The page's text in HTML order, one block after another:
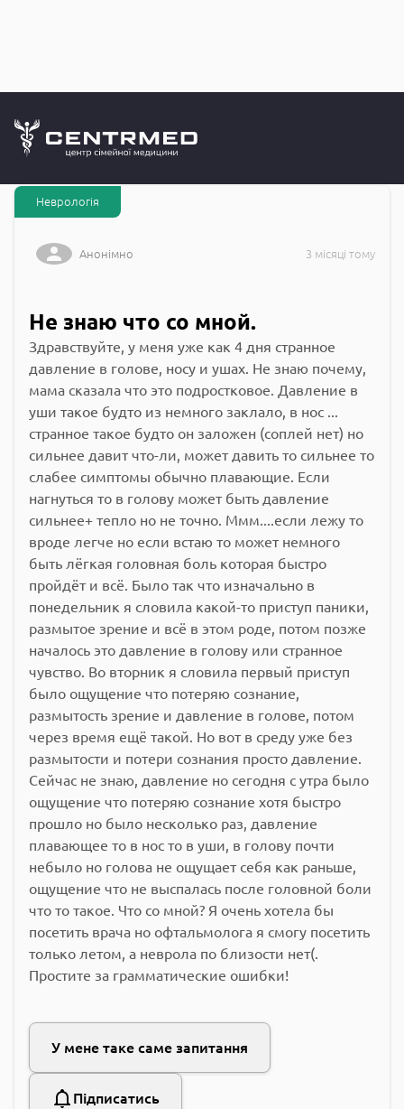
CENTRMED: Задай питання лікарю онлайн
Неврологія
Анонімно 3 місяці тому
Не знаю что со мной.
Здравствуйте, у меня уже как 4 дня странное
давление в голове, носу и ушах. Не знаю почему,
мама сказала что это подростковое. Давление в
уши такое будто из немного заклало, в нос ...
странное такое будто он заложен (соплей нет) но
сильнее давит что-ли, может давить то сильнее то
слабее симптомы обычно плавающие. Если
нагнуться то в голову может быть давление
сильнее+ тепло но не точно. Ммм....если лежу то
вроде легче но если встаю то может немного
быть лёгкая головная боль которая быстро
пройдёт и всё. Было так что изначально в
понедельник я словила какой-то приступ паники,
размытое зрение и всё в этом роде, потом позже
началось это давление в голову или странное
чувство. Во вторник я словила первый приступ
было ощущение что потеряю сознание,
размытость зрение и давление в голове, потом
через время ещё такой. Но вот в среду уже без
размытости и потери сознания просто давление.
Сейчас не знаю, давление но сегодня с утра было
ощущение что потеряю сознание хотя быстро
прошло но было несколько раз, давление
плавающее то в нос то в уши, в голову почти
небыло но голова не ощущает себя как раньше,
ощущение что не выспалась после головной боли
что то такое. Что со мной? Я очень хотела бы
посетить врача но офтальмолога я смогу посетить
только летом, а неврола по близости нет(.
Простите за грамматические ошибки!
У мене таке саме запитання
Підписатись